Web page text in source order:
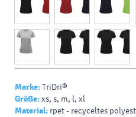
Marke:TriDri®
Größe:xs, s, m, l, xl
Material: rpet - recyceltes